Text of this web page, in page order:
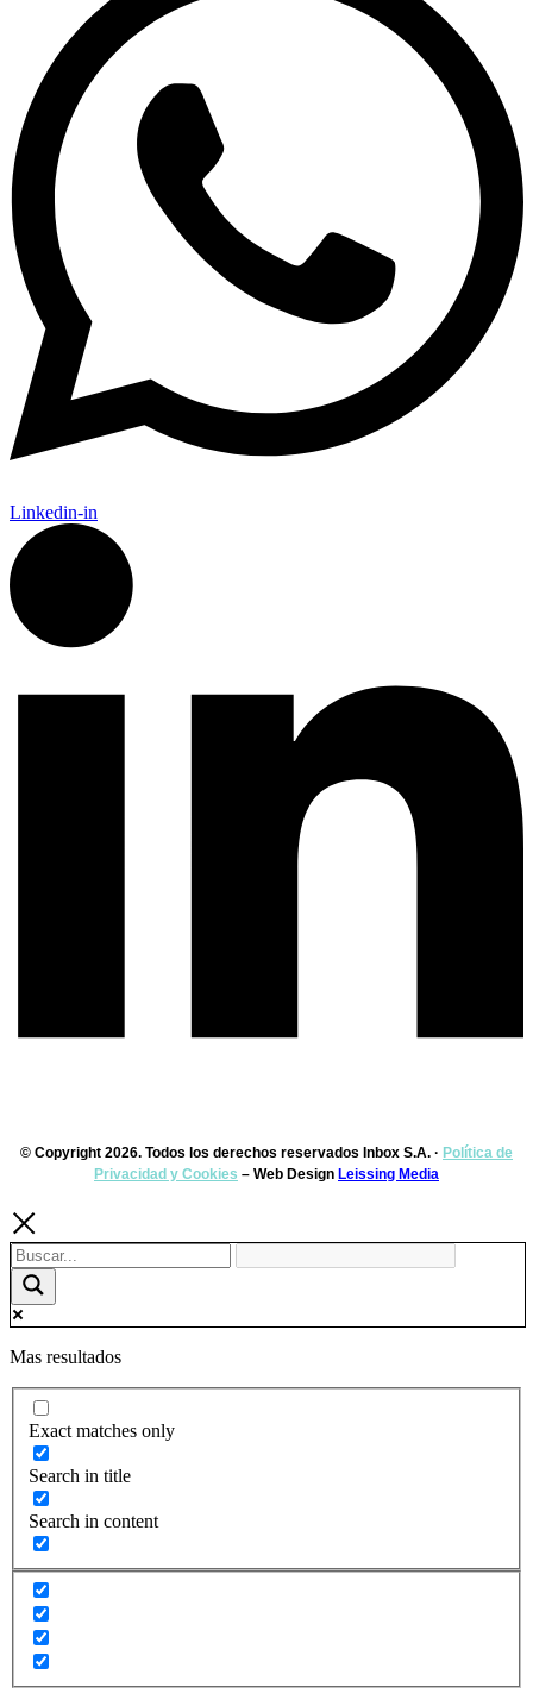
Linkedin-in
© Copyright 2026. Todos los derechos reservados Inbox S.A. · Política de
Privacidad y Cookies – Web Design Leissing Media
Mas resultados
Exact matches only
Search in title
Search in content